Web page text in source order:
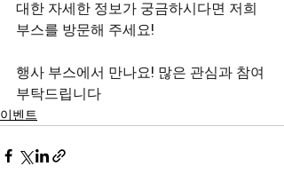
대한 자세한 정보가 궁금하시다면 저희
부스를 방문해 주세요!
행사 부스에서 만나요! 많은 관심과 참여
부탁드립니다
이벤트